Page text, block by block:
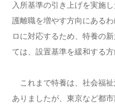
入所基準の引き上げを実施
護離職を増やす方向にある
ロに対応するため、特養の
ては、設置基準を緩和する方
これまで特養は、社会福
ありましたが、東京など都